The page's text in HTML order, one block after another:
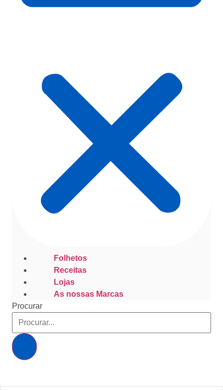
Folhetos
Receitas
Lojas
As nossas Marcas
Procurar